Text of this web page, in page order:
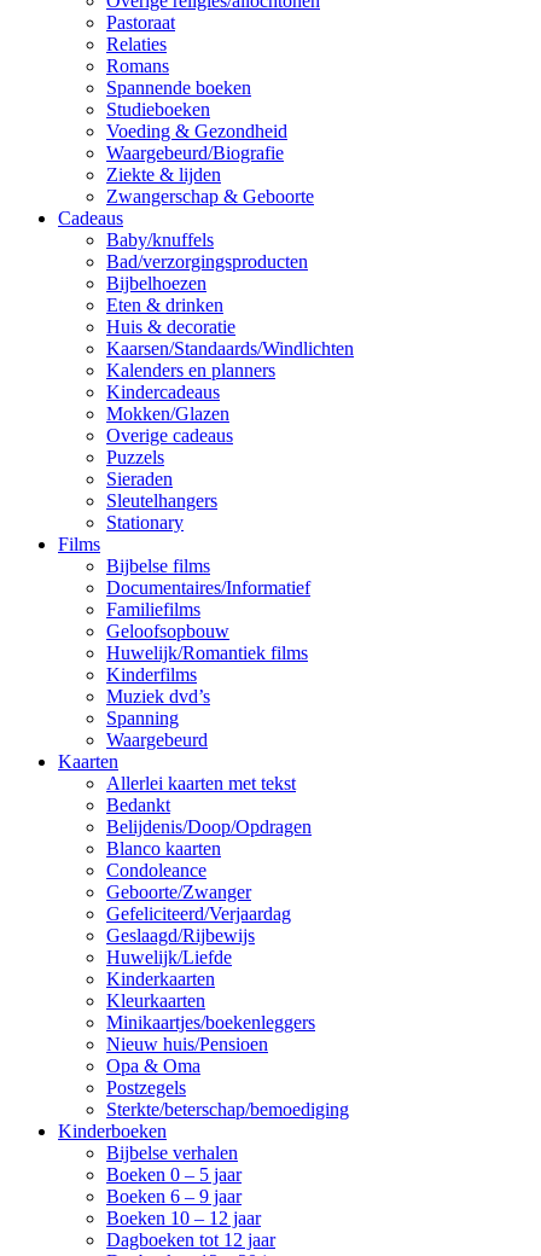
Pastoraat
Relaties
Romans
Spannende boeken
Studieboeken
Voeding & Gezondheid
Waargebeurd/Biografie
Ziekte & lijden
Zwangerschap & Geboorte
Cadeaus
Baby/knuffels
Bad/verzorgingsproducten
Bijbelhoezen
Eten & drinken
Huis & decoratie
Kaarsen/Standaards/Windlichten
Kalenders en planners
Kindercadeaus
Mokken/Glazen
Overige cadeaus
Puzzels
Sieraden
Sleutelhangers
Stationary
Films
Bijbelse films
Documentaires/Informatief
Familiefilms
Geloofsopbouw
Huwelijk/Romantiek films
Kinderfilms
Muziek dvd’s
Spanning
Waargebeurd
Kaarten
Allerlei kaarten met tekst
Bedankt
Belijdenis/Doop/Opdragen
Blanco kaarten
Condoleance
Geboorte/Zwanger
Gefeliciteerd/Verjaardag
Geslaagd/Rijbewijs
Huwelijk/Liefde
Kinderkaarten
Kleurkaarten
Minikaartjes/boekenleggers
Nieuw huis/Pensioen
Opa & Oma
Postzegels
Sterkte/beterschap/bemoediging
Kinderboeken
Bijbelse verhalen
Boeken 0 – 5 jaar
Boeken 6 – 9 jaar
Boeken 10 – 12 jaar
Dagboeken tot 12 jaar